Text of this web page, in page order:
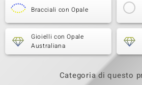
Bracciali con Opale
Gioielli con Opale
Australiana
Categoria di questo